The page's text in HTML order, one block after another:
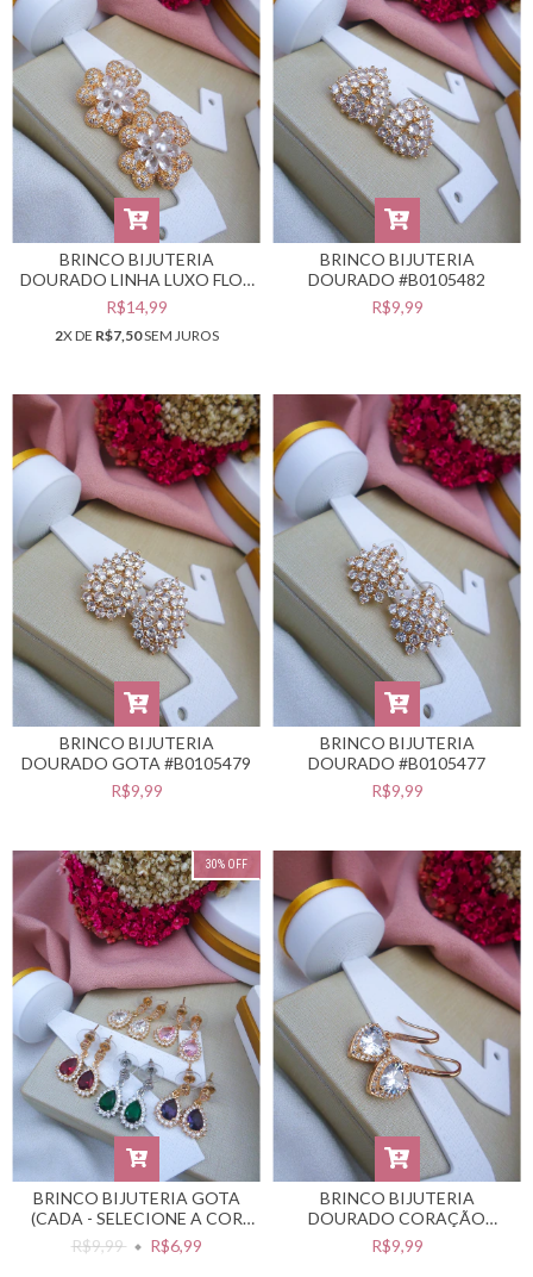
BRINCO BIJUTERIA
DOURADO LINHA LUXO FLOR
COM PÉROLA #B0105486
R$14,99
2X DE R$7,50SEM JUROS
BRINCO BIJUTERIA
DOURADO #B0105482
R$9,99
BRINCO BIJUTERIA
DOURADO GOTA #B0105479
R$9,99
BRINCO BIJUTERIA
DOURADO #B0105477
R$9,99
30% OFF
BRINCO BIJUTERIA GOTA
(CADA - SELECIONE A COR
DESEJADA) #B0105471
R$9,99 R$6,99
BRINCO BIJUTERIA
DOURADO CORAÇÃO
#B0105468
R$9,99